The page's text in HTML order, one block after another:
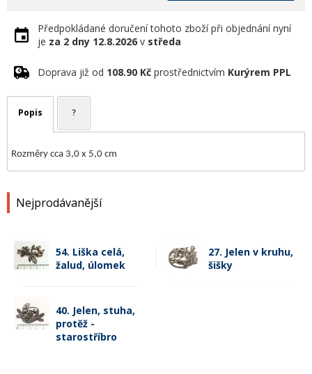
Nejprodávanější
54. Liška celá,
žalud, úlomek
27. Jelen v kruhu,
šišky
40. Jelen, stuha,
protěž -
starostříbro
Předpokládané doručení tohoto zboží při objednání nyní
je za 2 dny 12.8.2026 v středa
Doprava již od 108.90 Kč prostřednictvím Kurýrem PPL
Popis ?
Rozměry cca 3,0 x 5,0 cm